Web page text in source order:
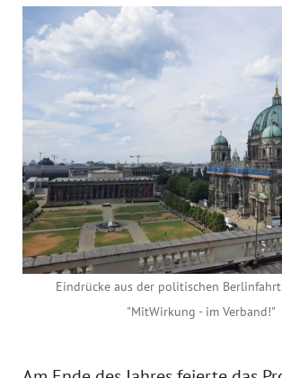
Eindrücke aus der politischen
"MitWirkung - im Verband!"